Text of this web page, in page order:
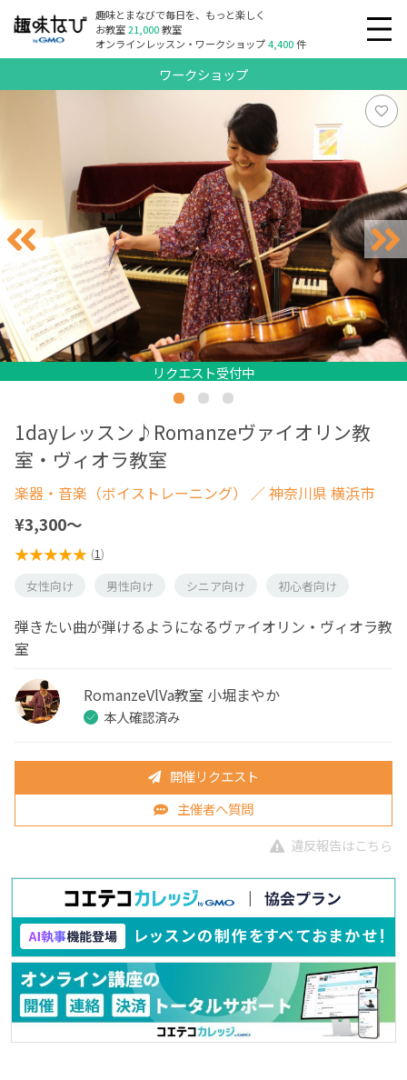
趣味とまなびで毎日を、もっと楽しく
お教室21,000教室
オンラインレッスン・ワークショップ4,400件
ワークショップ
リクエスト受付中
リクエスト受付中
リクエスト受付中
リクエスト受付中
1dayレッスン♪Romanzeヴァイオリン教
室・ヴィオラ教室
楽器・音楽（ボイストレーニング） ／ 神奈川県 横浜市
¥3,300〜
(1)
女性向け
男性向け シニア向け 初心者向け
弾きたい曲が弾けるようになるヴァイオリン・ヴィオラ教
室
RomanzeVlVa教室 小堀まやか
本人確認済み
開催リクエスト
主催者へ質問
違反報告はこちら